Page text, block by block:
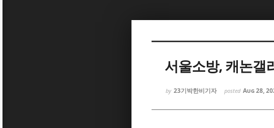
서울소방, 캐논갤
by 23기박한비기자 posted Aug 28,
Sketchbook5, 스케치북5
Sketchbook5, 스케치북5